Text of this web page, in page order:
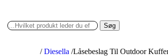
Søg
/ Diesella /Låsebeslag Til Outdoor